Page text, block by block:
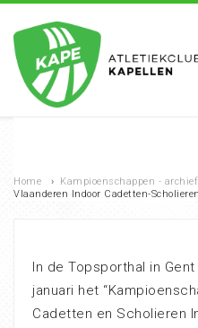
Home › Kampioenschappen - archief
Vlaanderen Indoor Cadetten-
In de Topsporthal in
januari het
Cadetten en Scholieren